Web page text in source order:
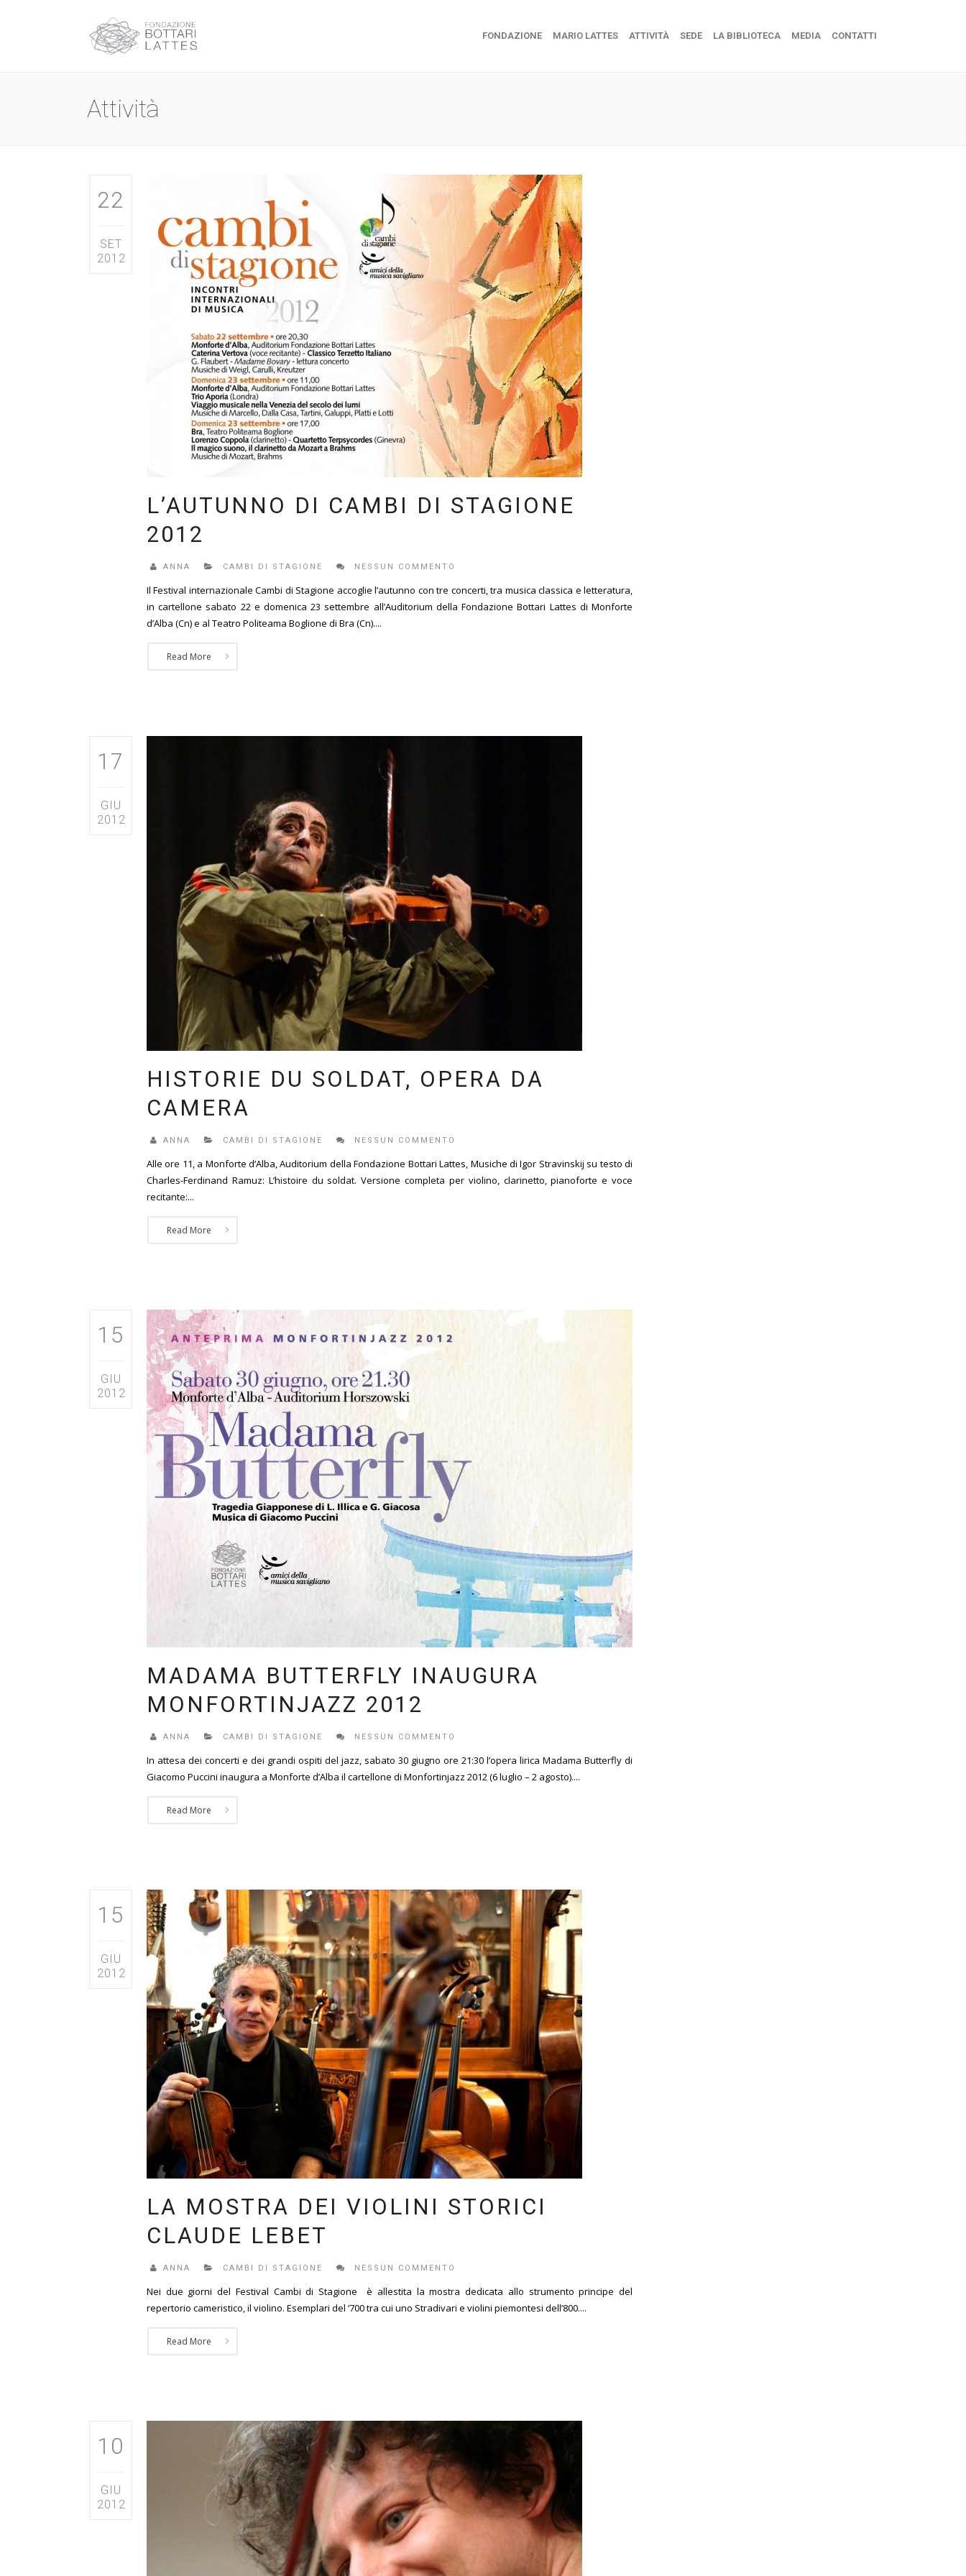
FONDAZIONE MARIO LATTES ATTIVITÀ SEDE LA BIBLIOTECA MEDIA CONTATTI
Attività
22
SET
2012
L’AUTUNNO DI CAMBI DI STAGIONE
2012
ANNA CAMBI DI STAGIONE NESSUN COMMENTO
Il Festival internazionale Cambi di Stagione accoglie l’autunno con tre concerti, tra musica classica e letteratura,
in cartellone sabato 22 e domenica 23 settembre all’Auditorium della Fondazione Bottari Lattes di Monforte
d’Alba (Cn) e al Teatro Politeama Boglione di Bra (Cn)....
Read More
17
GIU
2012
HISTORIE DU SOLDAT, OPERA DA
CAMERA
ANNA CAMBI DI STAGIONE NESSUN COMMENTO
Alle ore 11, a Monforte d’Alba, Auditorium della Fondazione Bottari Lattes, Musiche di Igor Stravinskij su testo di
Charles-Ferdinand Ramuz: L’histoire du soldat. Versione completa per violino, clarinetto, pianoforte e voce
recitante:...
Read More
15
GIU
2012
MADAMA BUTTERFLY INAUGURA
MONFORTINJAZZ 2012
ANNA CAMBI DI STAGIONE NESSUN COMMENTO
In attesa dei concerti e dei grandi ospiti del jazz, sabato 30 giugno ore 21:30 l’opera lirica Madama Butterfly di
Giacomo Puccini inaugura a Monforte d’Alba il cartellone di Monfortinjazz 2012 (6 luglio – 2 agosto)....
Read More
15
GIU
2012
LA MOSTRA DEI VIOLINI STORICI
CLAUDE LEBET
ANNA CAMBI DI STAGIONE NESSUN COMMENTO
Nei due giorni del Festival Cambi di Stagione è allestita la mostra dedicata allo strumento principe del
repertorio cameristico, il violino. Esemplari del ‘700 tra cui uno Stradivari e violini piemontesi dell’800....
Read More
10
GIU
2012